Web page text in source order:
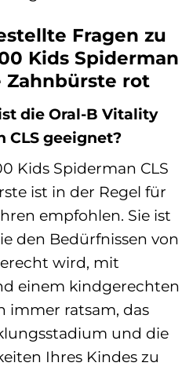
Fragen zu
Kids Spiderman
Zahnbürste rot
die Oral-B Vitality
CLS geeignet?
Kids Spiderman CLS
ist in der Regel für
empfohlen. Sie ist
den Bedürfnissen von
wird, mit
einem kindgerechten
immer ratsam, das
und die
Ihres Kindes zu